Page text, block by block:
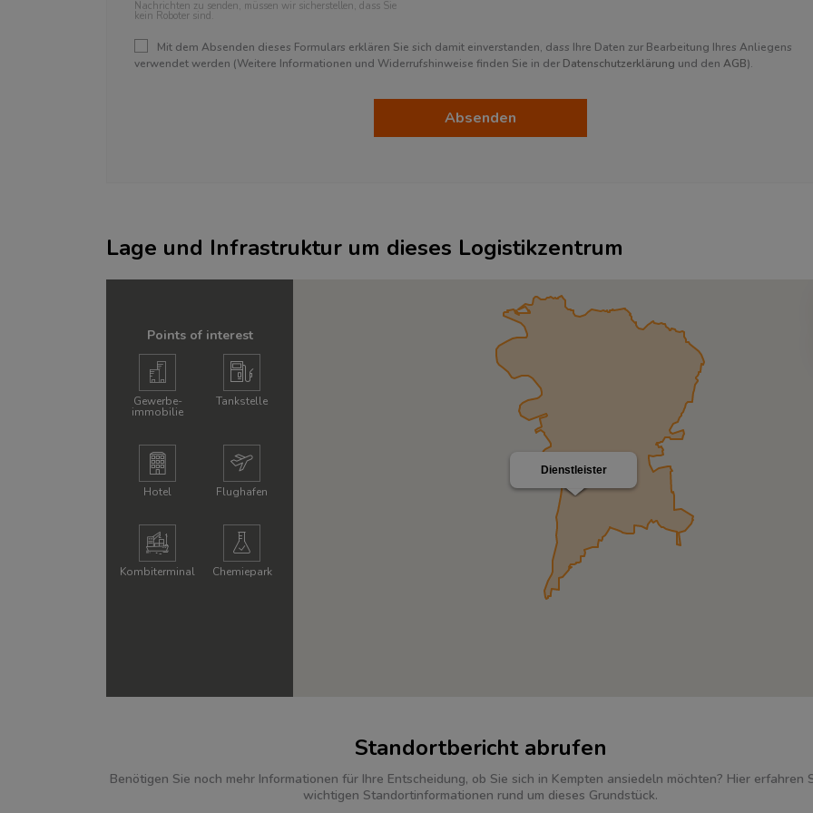
Nachrichten zu senden, müssen wir sicherstellen, dass Sie
kein Roboter sind.
Mit dem Absenden dieses Formulars erklären Sie sich damit einverstanden, dass Ihre Daten zur Bearbeitung Ihres Anliegens
verwendet werden (Weitere Informationen und Widerrufshinweise finden Sie in der Datenschutzerklärung und den AGB).
Absenden
Lage und Infrastruktur um dieses Logistikzentrum
Points of interest
Gewerbe­
immobilie
Tankstelle
Hotel Flughafen
Kombi­terminal Chemie­park
Dienstleister
Standortbericht abrufen
Benötigen Sie noch mehr Informationen für Ihre Entscheidung, ob Sie sich in Kempten ansiedeln möchten? Hier erfahren
wichtigen Standortinformationen rund um dieses Grundstück.